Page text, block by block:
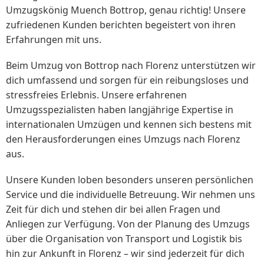
Umzugskönig Muench Bottrop, genau richtig! Unsere
zufriedenen Kunden berichten begeistert von ihren
Erfahrungen mit uns.
Beim Umzug von Bottrop nach Florenz unterstützen wir
dich umfassend und sorgen für ein reibungsloses und
stressfreies Erlebnis. Unsere erfahrenen
Umzugsspezialisten haben langjährige Expertise in
internationalen Umzügen und kennen sich bestens mit
den Herausforderungen eines Umzugs nach Florenz
aus.
Unsere Kunden loben besonders unseren persönlichen
Service und die individuelle Betreuung. Wir nehmen uns
Zeit für dich und stehen dir bei allen Fragen und
Anliegen zur Verfügung. Von der Planung des Umzugs
über die Organisation von Transport und Logistik bis
hin zur Ankunft in Florenz – wir sind jederzeit für dich